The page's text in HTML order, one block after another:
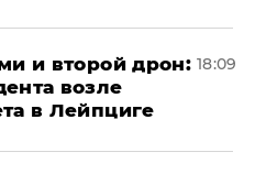
и второй дрон:
возле
в Лейпциге
18:09